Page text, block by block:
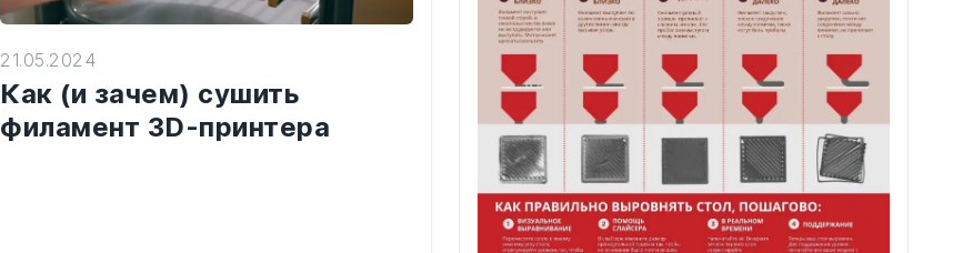
21.05.2024
Как (и зачем) сушить
филамент 3D-принтера